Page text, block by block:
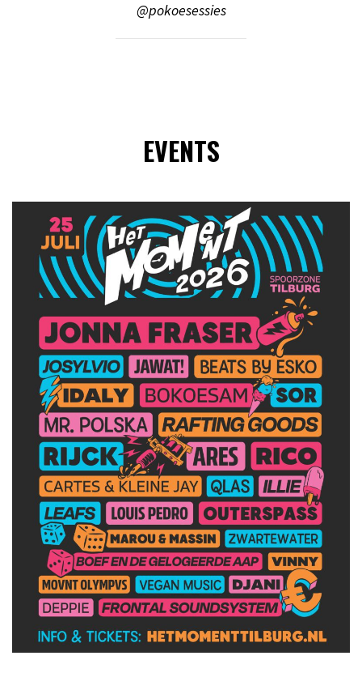
@pokoesessies
EVENTS